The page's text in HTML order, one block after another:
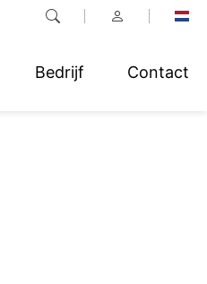
Bedrijf Contact